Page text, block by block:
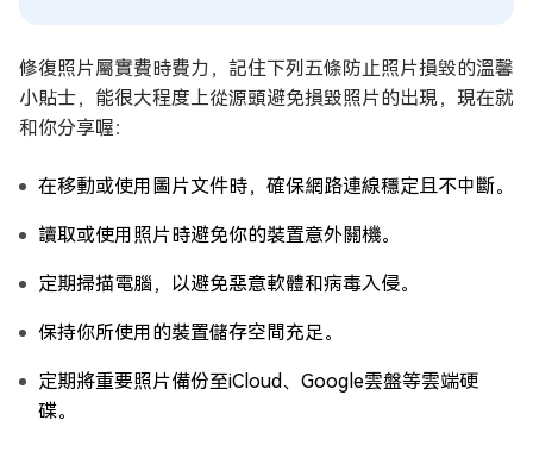
修復照片屬實費時費力，記住下列五條防止照片損毀的溫馨
小貼士，能很大程度上從源頭避免損毀照片的出現，現在就
和你分享喔：
在移動或使用圖片文件時，確保網路連線穩定且不中斷。
讀取或使用照片時避免你的裝置意外關機。
定期掃描電腦，以避免惡意軟體和病毒入侵。
保持你所使用的裝置儲存空間充足。
定期將重要照片備份至iCloud、Google雲盤等雲端硬
碟。